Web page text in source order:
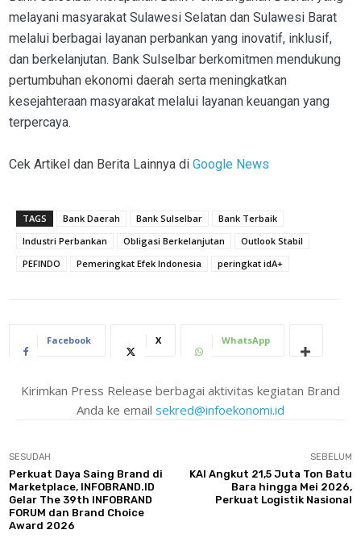
melayani masyarakat Sulawesi Selatan dan Sulawesi Barat
melalui berbagai layanan perbankan yang inovatif, inklusif,
dan berkelanjutan. Bank Sulselbar berkomitmen mendukung
pertumbuhan ekonomi daerah serta meningkatkan
kesejahteraan masyarakat melalui layanan keuangan yang
terpercaya.
Cek Artikel dan Berita Lainnya di Google News
TAGS Bank Daerah Bank Sulselbar
Bank Terbaik
Industri Perbankan
Obligasi Berkelanjutan
Outlook Stabil
PEFINDO
Pemeringkat Efek Indonesia peringkat idA+
Facebook X WhatsApp
Kirimkan Press Release berbagai aktivitas kegiatan Brand
Anda ke email sekred@infoekonomi.id
SESUDAH
Perkuat Daya Saing Brand di
Marketplace, INFOBRAND.ID
Gelar The 39th INFOBRAND
FORUM dan Brand Choice
Award 2026
SEBELUM
KAI Angkut 21,5 Juta Ton Batu
Bara hingga Mei 2026,
Perkuat Logistik Nasional